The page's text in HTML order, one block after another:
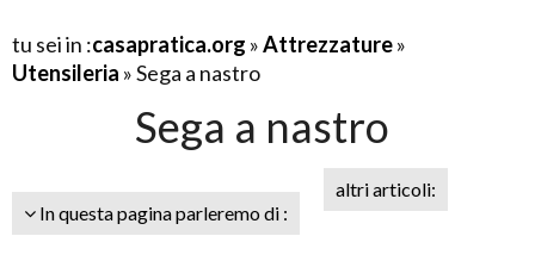
tu sei in :casapratica.org »Attrezzature»
Utensileria » Sega a nastro
Sega a nastro
In questa pagina parleremo di :
altri articoli: